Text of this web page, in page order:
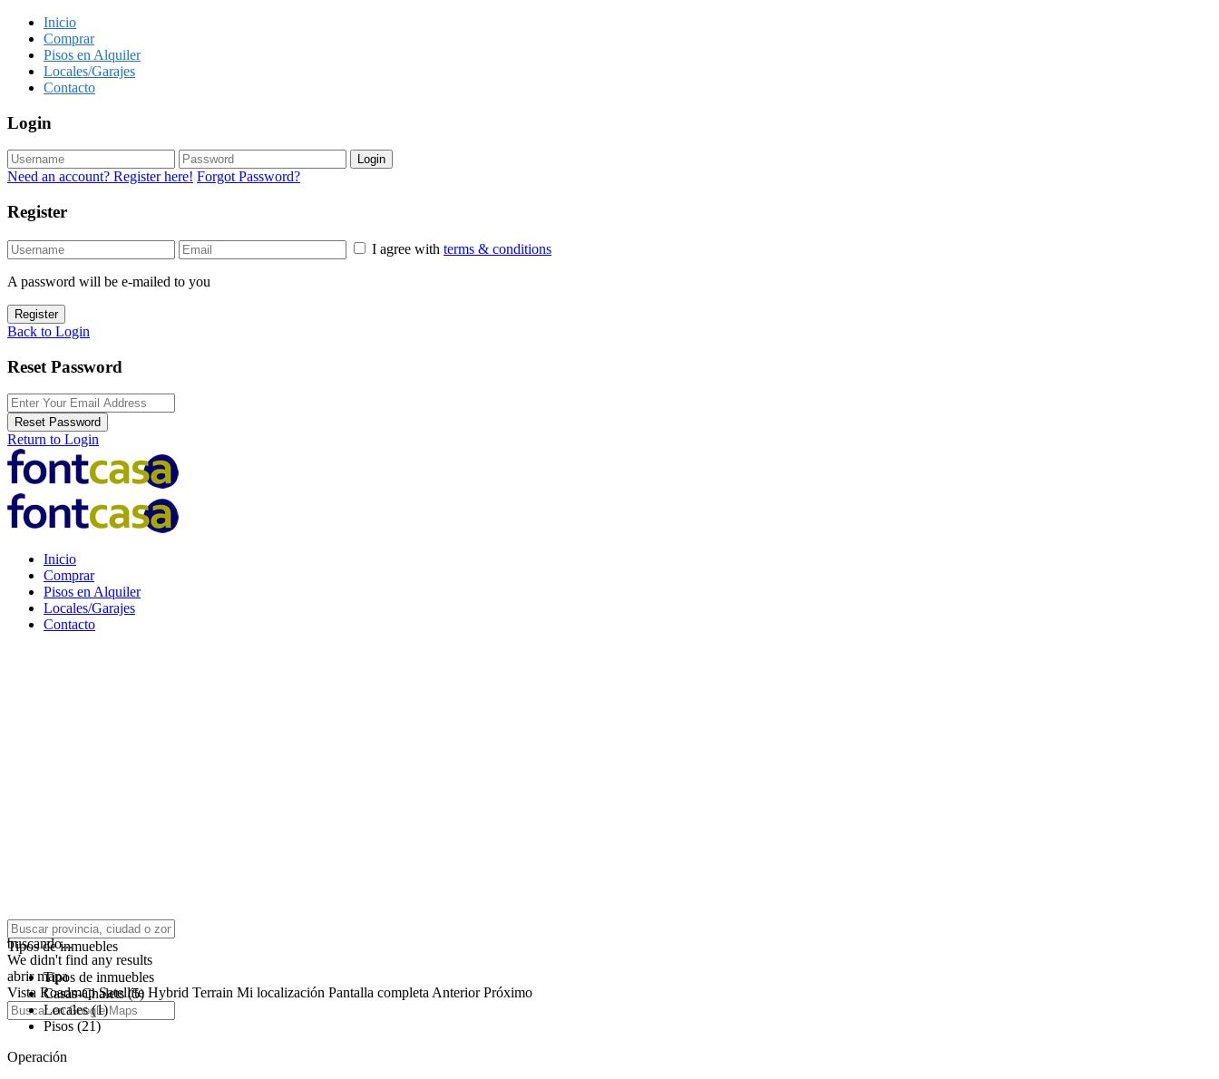
Inicio
Comprar
Pisos en Alquiler
Locales/Garajes
Contacto
Login
Login
Need an account? Register here! Forgot Password?
Register
I agree with terms & conditions
A password will be e-mailed to you
Register
Back to Login
Reset Password
Reset Password
Return to Login
Inicio
Comprar
Pisos en Alquiler
Locales/Garajes
Contacto
click to enable zoom
buscando...
We didn't find any results
abrir mapa
Vista Roadmap Satellite Hybrid Terrain Mi localización Pantalla completa Anterior Próximo
Tipos de inmuebles
Tipos de inmuebles
Casas-Chalets (5)
Locales (1)
Pisos (21)
Operación